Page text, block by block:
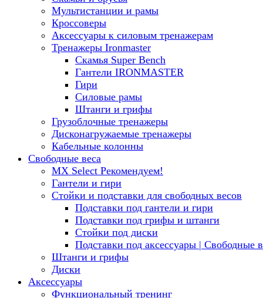
Мультистанции и рамы
Кроссоверы
Аксессуары к силовым тренажерам
Тренажеры Ironmaster
Скамья Super Bench
Гантели IRONMASTER
Гири
Силовые рамы
Штанги и грифы
Грузоблочные тренажеры
Дисконагружаемые тренажеры
Кабельные колонны
Свободные веса
MX Select Рекомендуем!
Гантели и гири
Стойки и подставки для свободных весов
Подставки под гантели и гири
Подставки под грифы и штанги
Стойки под диски
Подставки под аксессуары | Свободные
Штанги и грифы
Диски
Аксессуары
Функциональный тренинг